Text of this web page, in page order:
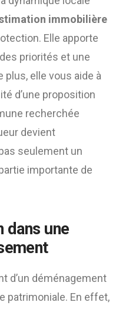
immobilière
Elle apporte
priorités et une
plus, elle vous aide à
d’une proposition
recherchée
devient
seulement un
importante de
dans une
d’un déménagement
patrimoniale. En effet,